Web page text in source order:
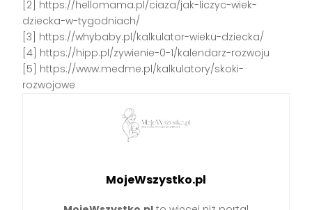
[2] https://hellomama.pl/ciaza/jak-liczyc-wiek-
dziecka-w-tygodniach/
[3] https://whybaby.pl/kalkulator-wieku-dziecka/
[4] https://hipp.pl/zywienie-0-1/kalendarz-rozwoju
[5] https://www.medme.pl/kalkulatory/skoki-
rozwojowe
MojeWszystko.pl